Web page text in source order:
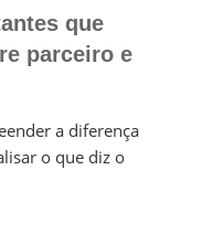
que
parceiro e
a diferença
o que diz o